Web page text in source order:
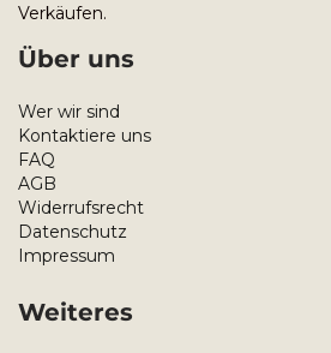
Verkäufen.
Über uns
Wer wir sind
Kontaktiere uns
FAQ
AGB
Widerrufsrecht
Datenschutz
Impressum
Weiteres